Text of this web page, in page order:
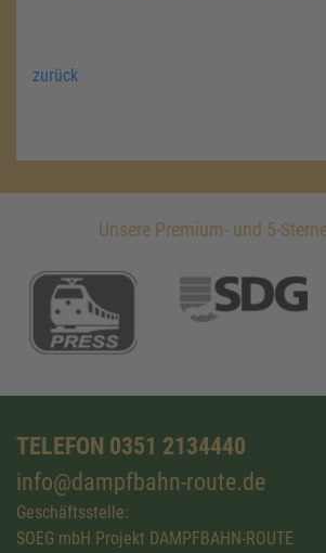
zurück
Unsere Premium- und 5-
TELEFON 0351 2134440
info@dampfbahn-route.de
Geschäftsstelle:
SOEG mbH Projekt DAMPFBAHN-ROUTE